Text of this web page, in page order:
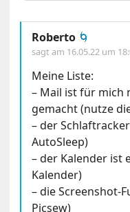
Roberto 🌀
sagt am 16.05.22 um
Meine Liste:
– Mail ist für mich
gemacht (nutze
– der
AutoSleep)
– der Kalender ist
Kalender)
– die Screenshot-
Picsew)